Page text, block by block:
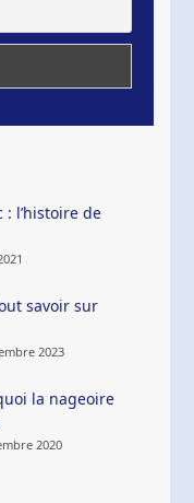
l’histoire de
savoir sur
2023
la nageoire
2020